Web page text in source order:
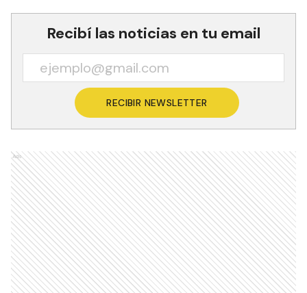
Recibí las noticias en tu email
RECIBIR NEWSLETTER
Ads